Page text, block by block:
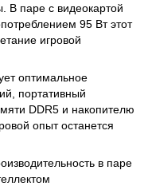
В паре с видеокартой
95 Вт этот
игровой
оптимальное
портативный
DDR5 и накопителю
опыт останется
в паре